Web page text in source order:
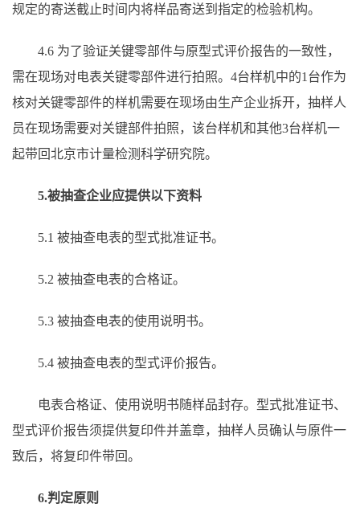
规定的寄送截止时间内将样品寄送到指定的检验机构。
4.6 为了验证关键零部件与原型式评价报告的一致性，
需在现场对电表关键零部件进行拍照。4台样机中的1台作为
核对关键零部件的样机需要在现场由生产企业拆开，抽样人
员在现场需要对关键部件拍照，该台样机和其他3台样机一
起带回北京市计量检测科学研究院。
5.被抽查企业应提供以下资料
5.1 被抽查电表的型式批准证书。
5.2 被抽查电表的合格证。
5.3 被抽查电表的使用说明书。
5.4 被抽查电表的型式评价报告。
电表合格证、使用说明书随样品封存。型式批准证书、
型式评价报告须提供复印件并盖章，抽样人员确认与原件一
致后，将复印件带回。
6.判定原则